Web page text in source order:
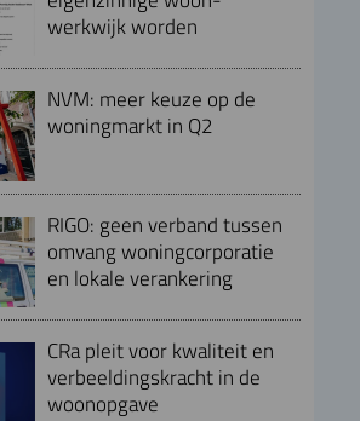
werkwijk worden
NVM: meer keuze op de
woningmarkt in Q2
RIGO: geen verband tussen
omvang woningcorporatie
en lokale verankering
CRa pleit voor kwaliteit en
verbeeldingskracht in de
woonopgave